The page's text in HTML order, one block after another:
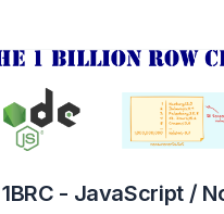
1BRC - JavaScript /